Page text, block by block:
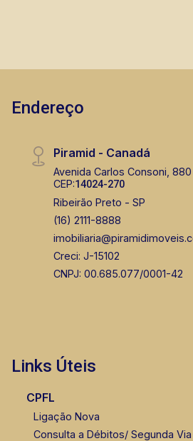
Endereço
Piramid - Canadá
Avenida Carlos Consoni,
CEP:14024-270
Ribeirão Preto - SP
(16) 2111-8888
Creci: J-15102
CNPJ: 00.685.077/0001-42
Links Úteis
CPFL
Ligação Nova
Consulta a Débitos/ Segunda